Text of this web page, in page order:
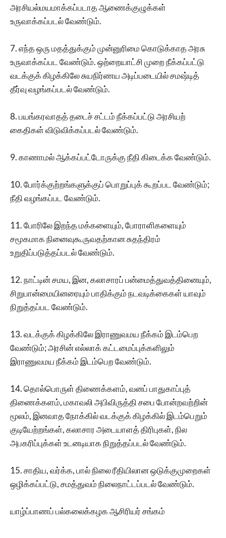
அரசியல்மயமாக்கப்படாத‌ ஆணைக்குழுக்கள்
உருவாக்கப்படல் வேண்டும்.
7. எந்த ஒரு மதத்துக்கும் முன்னுரிமை கொடுக்காத அரசு
உருவாக்கப்பட வேண்டும். ஒற்றையாட்சி முறை நீக்கப்பட்டு
வடக்குக் கிழக்கிலே சுயநிர்ணய அடிப்படையில் சமஷ்டித்
தீர்வு வழங்கப்படல் வேண்டும்.
8. பயங்கரவாதத் தடைச் சட்டம் நீக்கப்பட்டு அரசியற்
கைதிகள் விடுவிக்கப்படல் வேண்டும்.
9. காணாமல் ஆக்கப்பட்டோருக்கு நீதி கிடைக்க வேண்டும்.
10. போர்க்குற்றங்களுக்குப் பொறுப்புக் கூறப்பட வேண்டும்;
நீதி வழங்கப்பட‌ வேண்டும்.
11. போரிலே இறந்த மக்களையும், போராளிகளையும்
சமூகமாக நினைவுகூருவதற்கான சுதந்திரம்
உறுதிப்படுத்தப்படல் வேண்டும்.
12. நாட்டின் சமய, இன, கலாசாரப் பன்மைத்துவத்தினையும்,
சிறுபான்மையினரையும் பாதிக்கும் நடவடிக்கைகள் யாவும்
நிறுத்தப்பட வேண்டும்.
13. வடக்குக் கிழக்கிலே இராணுவமய நீக்கம் இடம்பெற
வேண்டும்; அரசின் எல்லாக் கட்டமைப்புக்களிலும்
இராணுவமய நீக்கம் இடம்பெற வேண்டும்.
14. தொல்பொருள் திணைக்களம், வனப் பாதுகாப்புத்
திணைக்களம், மகாவலி அபிவிருத்தி சபை போன்றவற்றின்
மூலம், இனவாத நோக்கில் வடக்குக் கிழக்கில் இடம்பெறும்
குடியேற்றங்கள், கலாசார அடையாளத் திரிபுகள், நில
அபகரிப்புக்கள் உடனடியாக நிறுத்தப்படல் வேண்டும்.
15. சாதிய, வர்க்க, பால் நிலை ரீதியிலான ஒடுக்குமுறைகள்
ஒழிக்கப்பட்டு, சமத்துவம் நிலைநாட்டப்படல் வேண்டும்.
யாழ்ப்பாணப் பல்கலைக்கழக ஆசிரியர் சங்கம்